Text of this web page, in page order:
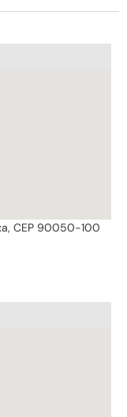
CEP 90050-100